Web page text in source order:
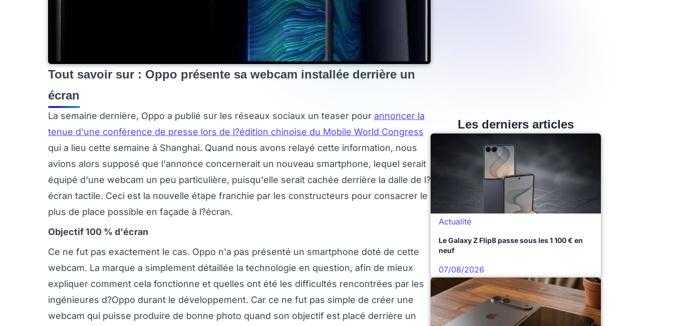
Tout savoir sur : Oppo présente sa webcam installée derrière un
écran
La semaine dernière, Oppo a publié sur les réseaux sociaux un teaser pour annoncer la
tenue d'une conférence de presse lors de l?édition chinoise du Mobile World Congress
qui a lieu cette semaine à Shanghai. Quand nous avons relayé cette information, nous
avions alors supposé que l'annonce concernerait un nouveau smartphone, lequel serait
équipé d'une webcam un peu particulière, puisqu'elle serait cachée derrière la dalle de l?
écran tactile. Ceci est la nouvelle étape franchie par les constructeurs pour consacrer le
plus de place possible en façade à l?écran.
Objectif 100 % d'écran
Ce ne fut pas exactement le cas. Oppo n'a pas présenté un smartphone doté de cette
webcam. La marque a simplement détaillée la technologie en question, afin de mieux
expliquer comment cela fonctionne et quelles ont été les difficultés rencontrées par les
ingénieures d?Oppo durant le développement. Car ce ne fut pas simple de créer une
webcam qui puisse produire de bonne photo quand son objectif est placé derrière un
Les derniers articles
Actualité
Le Galaxy Z Flip8 passe sous les 1 100 € en
neuf
07/08/2026